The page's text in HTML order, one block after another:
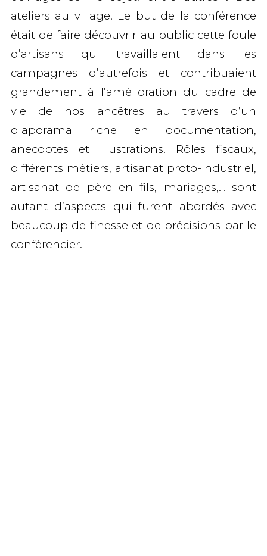
ateliers au village. Le but de la conférence
était de faire découvrir au public cette foule
d’artisans qui travaillaient dans les
campagnes d’autrefois et contribuaient
grandement à l’amélioration du cadre de
vie de nos ancêtres au travers d’un
diaporama riche en documentation,
anecdotes et illustrations. Rôles fiscaux,
différents métiers, artisanat proto-industriel,
artisanat de père en fils, mariages,… sont
autant d’aspects qui furent abordés avec
beaucoup de finesse et de précisions par le
conférencier.